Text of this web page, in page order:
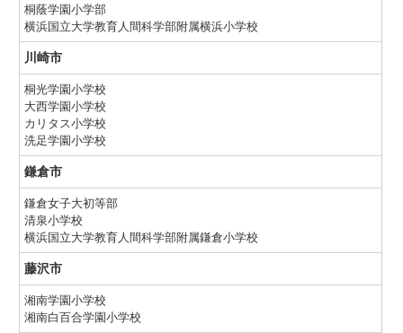
桐蔭学園小学部
横浜国立大学教育人間科学部附属横浜小学校
川崎市
桐光学園小学校
大西学園小学校
カリタス小学校
洗足学園小学校
鎌倉市
鎌倉女子大初等部
清泉小学校
横浜国立大学教育人間科学部附属鎌倉小学校
藤沢市
湘南学園小学校
湘南白百合学園小学校